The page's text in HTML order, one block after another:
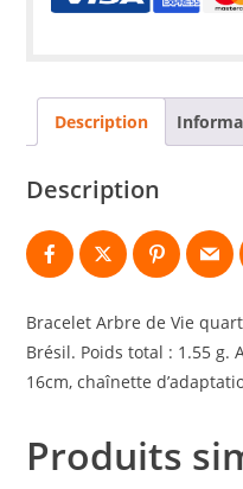
Description
Description
Bracelet Arbre de Vie
Brésil. Poids total : 1.55 g.
16cm, chaînette
Produits